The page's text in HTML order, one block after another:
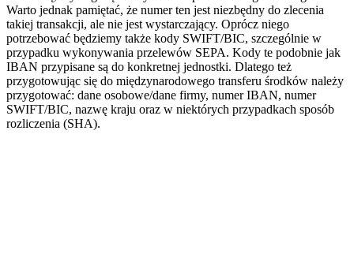
Warto jednak pamiętać, że numer ten jest niezbędny do zlecenia
takiej transakcji, ale nie jest wystarczający. Oprócz niego
potrzebować będziemy także kody SWIFT/BIC, szczególnie w
przypadku wykonywania przelewów SEPA. Kody te podobnie jak
IBAN przypisane są do konkretnej jednostki. Dlatego też
przygotowując się do międzynarodowego transferu środków należy
przygotować: dane osobowe/dane firmy, numer IBAN, numer
SWIFT/BIC, nazwę kraju oraz w niektórych przypadkach sposób
rozliczenia (SHA).